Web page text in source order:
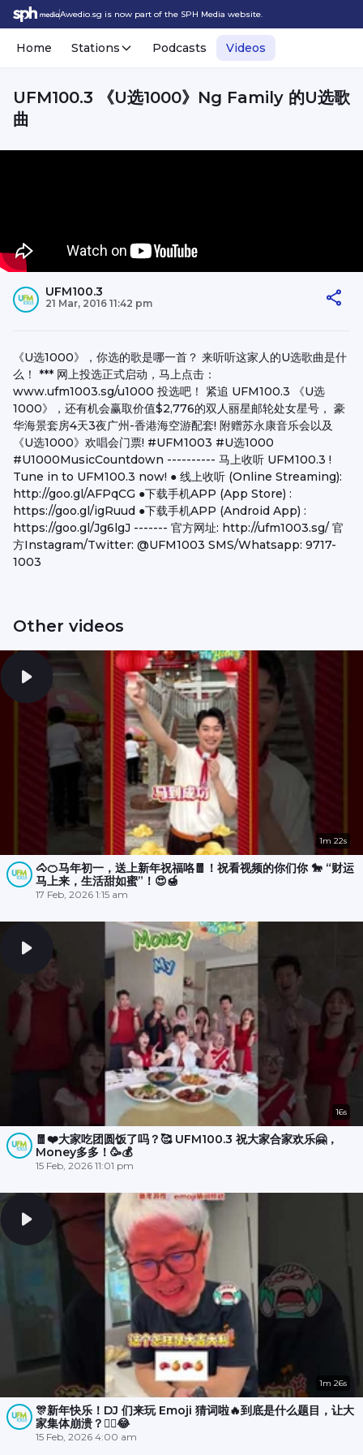
Awedio.sg is now part of the SPH Media website.
Home Stations Podcasts Videos
UFM100.3 《U选1000》Ng Family 的U选歌
曲
UFM100.3
21 Mar, 2016 11:42 pm
《U选1000》，你选的歌是哪一首？ 来听听这家人的U选歌曲是什
么！ *** 网上投选正式启动，马上点击：
www.ufm1003.sg/u1000 投选吧！ 紧追 UFM100.3 《U选
1000》，还有机会赢取价值$2,776的双人丽星邮轮处女星号， 豪
华海景套房4天3夜广州-香港海空游配套! 附赠苏永康音乐会以及
《U选1000》欢唱会门票! ‪#‎UFM1003‬ ‪#‎U选1000‬
‪#‎U1000MusicCountdown‬ ---------- 马上收听 UFM100.3 !
Tune in to UFM100.3 now! ● 线上收听 (Online Streaming):
http://goo.gl/AFPqCG ●下载手机APP (App Store) :
https://goo.gl/igRuud ●下载手机APP (Android App) :
https://goo.gl/Jg6lgJ ------- 官方网址: http://ufm1003.sg/ 官
方Instagram/Twitter: @UFM1003 SMS/Whatsapp: 9717-
1003
Other videos
1m 22s
🐴🍊马年初一，送上新年祝福咯🧧！祝看视频的你们你 🐎 “财运
马上来，生活甜如蜜”！😍🍯
17 Feb, 2026 1:15 am
16s
🧧❤️大家吃团圆饭了吗？🥰 UFM100.3 祝大家合家欢乐🤗，
Money多多！🥳💰
15 Feb, 2026 11:01 pm
1m 26s
🎊新年快乐！DJ 们来玩 Emoji 猜词啦🔥到底是什么题目，让大
家集体崩溃？😵‍💫😂
15 Feb, 2026 4:00 am